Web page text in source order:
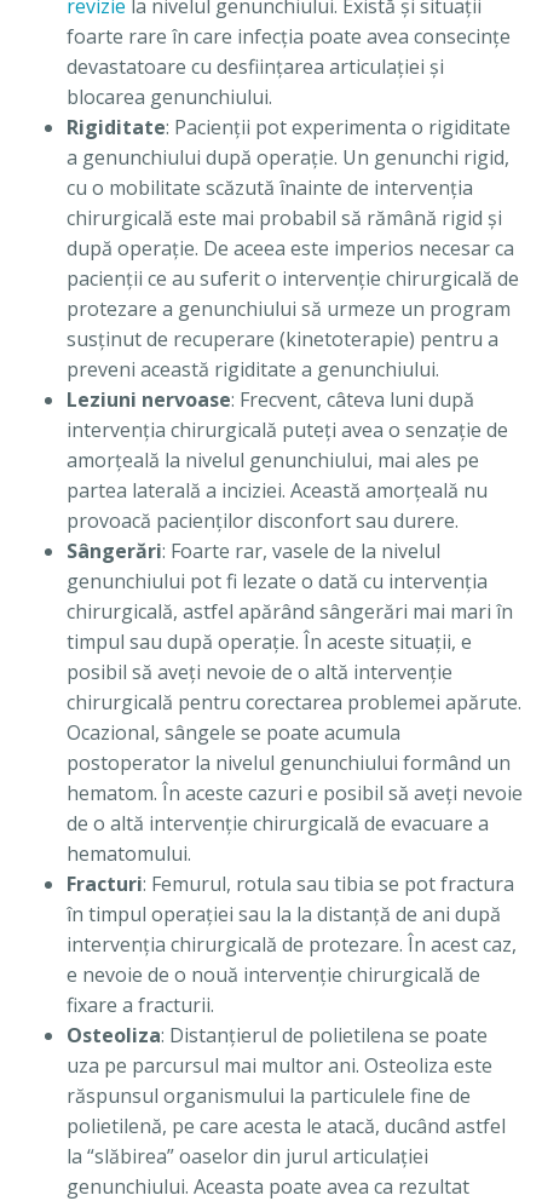
revizie la nivelul genunchiului. Există şi situaţii
foarte rare în care infecţia poate avea consecinţe
devastatoare cu desfiinţarea articulaţiei şi
blocarea genunchiului.
Rigiditate: Pacienţii pot experimenta o rigiditate
a genunchiului după operaţie. Un genunchi rigid,
cu o mobilitate scăzută înainte de intervenţia
chirurgicală este mai probabil să rămână rigid şi
după operaţie. De aceea este imperios necesar ca
pacienţii ce au suferit o intervenţie chirurgicală de
protezare a genunchiului să urmeze un program
susţinut de recuperare (kinetoterapie) pentru a
preveni această rigiditate a genunchiului.
Leziuni nervoase: Frecvent, câteva luni după
intervenţia chirurgicală puteţi avea o senzaţie de
amorţeală la nivelul genunchiului, mai ales pe
partea laterală a inciziei. Această amorţeală nu
provoacă pacienţilor disconfort sau durere.
Sângerări: Foarte rar, vasele de la nivelul
genunchiului pot fi lezate o dată cu intervenţia
chirurgicală, astfel apărând sângerări mai mari în
timpul sau după operaţie. În aceste situaţii, e
posibil să aveţi nevoie de o altă intervenţie
chirurgicală pentru corectarea problemei apărute.
Ocazional, sângele se poate acumula
postoperator la nivelul genunchiului formând un
hematom. În aceste cazuri e posibil să aveţi nevoie
de o altă intervenţie chirurgicală de evacuare a
hematomului.
Fracturi: Femurul, rotula sau tibia se pot fractura
în timpul operaţiei sau la la distanţă de ani după
intervenţia chirurgicală de protezare. În acest caz,
e nevoie de o nouă intervenţie chirurgicală de
fixare a fracturii.
Osteoliza: Distanţierul de polietilena se poate
uza pe parcursul mai multor ani. Osteoliza este
răspunsul organismului la particulele fine de
polietilenă, pe care acesta le atacă, ducând astfel
la “slăbirea” oaselor din jurul articulaţiei
genunchiului. Aceasta poate avea ca rezultat